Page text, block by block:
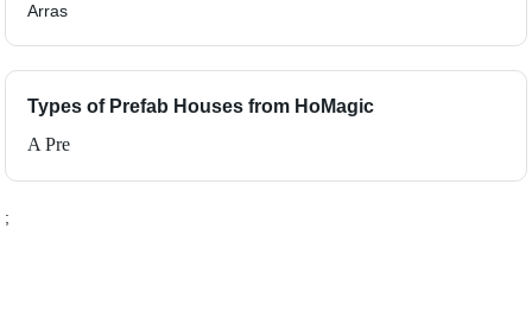
Arras
Types of Prefab Houses from HoMagic
A Pre
;